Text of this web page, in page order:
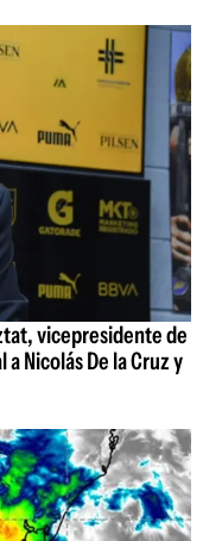
vicepresidente de
Nicolás De la Cruz y